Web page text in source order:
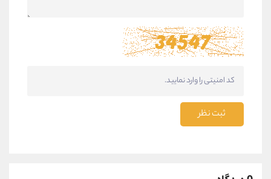
ثبت نظر